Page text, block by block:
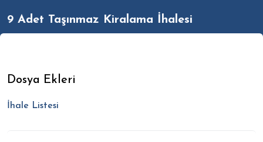
9 Adet Taşınmaz Kiralama İhalesi
Dosya Ekleri
İhale Listesi